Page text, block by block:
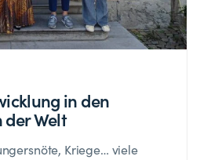
in den
Welt
Kriege… viele